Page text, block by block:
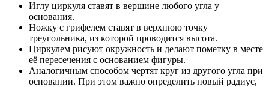
Иглу циркуля ставят в вершине любого угла у
основания.
Ножку с грифелем ставят в верхнюю точку
треугольника, из которой проводится высота.
Циркулем рисуют окружность и делают пометку в месте
её пересечения с основанием фигуры.
Аналогичным способом чертят круг из другого угла при
основании. При этом важно определить новый радиус,